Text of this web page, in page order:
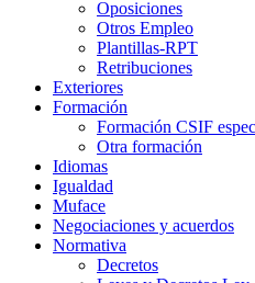
Oposiciones
Otros Empleo
Plantillas-RPT
Retribuciones
Exteriores
Formación
Formación CSIF
Otra formación
Idiomas
Igualdad
Muface
Negociaciones y acuerdos
Normativa
Decretos